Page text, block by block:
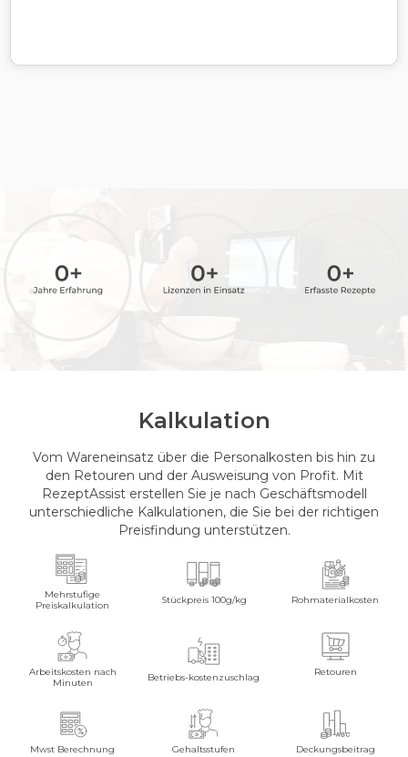
Kalkulation
Vom Wareneinsatz über die Personalkosten bis hin zu
den Retouren und der Ausweisung von Profit. Mit
RezeptAssist erstellen Sie je nach Geschäftsmodell
unterschiedliche Kalkulationen, die Sie bei der richtigen
Preisfindung unterstützen.
Mehrstufige
Preiskalkulation
Stückpreis 100g/kg Rohmaterialkosten
Arbeitskosten nach
Minuten
Betriebs-kostenzuschlag
Gehaltsstufen
Retouren
Mwst Berechnung Deckungsbeitrag